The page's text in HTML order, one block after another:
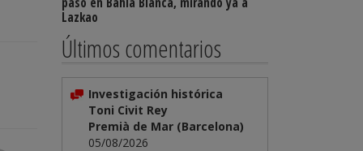
Lazkao
Últimos comentarios
Investigación histórica
Toni Civit Rey
Premià de Mar (Barcelona)
05/08/2026